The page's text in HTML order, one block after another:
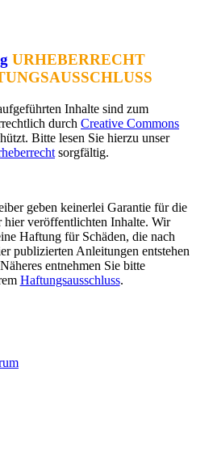
URHEBERRECHT
Inhalte sind zum
durch Creative Commons
Bitte lesen Sie hierzu unser
sorgfältig.
geben keinerlei Garantie für die
hier veröffentlichten Inhalte. Wir
Haftung für Schäden, die nach
publizierten Anleitungen entstehen
entnehmen Sie bitte
Haftungsausschluss.